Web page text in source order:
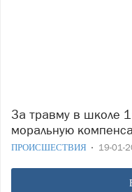
За травму в школе 11-летней девочки присудили
моральную
ПРОИСШЕСТВИЯ 19-01-